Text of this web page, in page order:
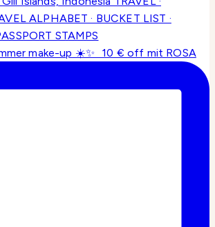
make-up ☀️✨ 10 € off mit ROSA